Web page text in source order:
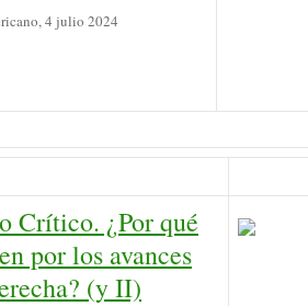
4 julio 2024
Crítico. ¿Por qué
por los avances
(y II)